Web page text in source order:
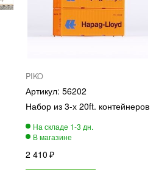
PIKO
56202
Набор из 3-х 20ft. контейнеров
2 410